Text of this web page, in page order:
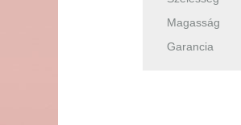
Magasság
Garancia